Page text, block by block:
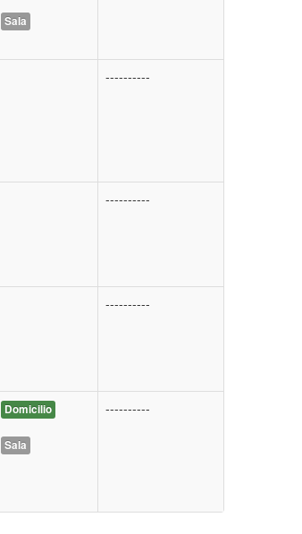
Sala
----------
----------
----------
Domicilio
Sala
----------